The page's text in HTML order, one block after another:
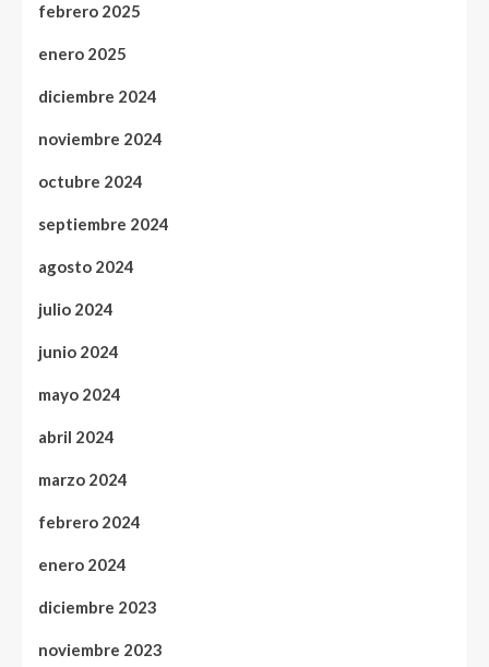
febrero 2025
enero 2025
diciembre 2024
noviembre 2024
octubre 2024
septiembre 2024
agosto 2024
julio 2024
junio 2024
mayo 2024
abril 2024
marzo 2024
febrero 2024
enero 2024
diciembre 2023
noviembre 2023